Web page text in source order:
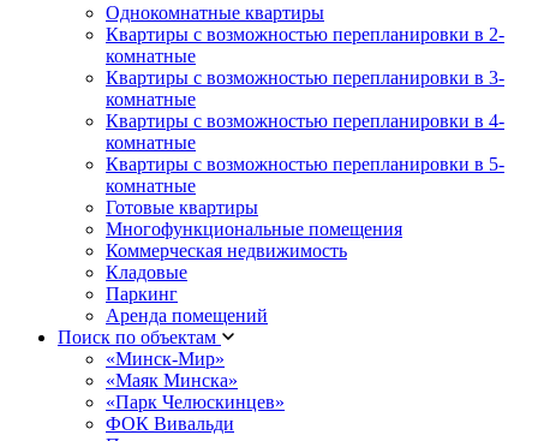
Однокомнатные квартиры
Квартиры с возможностью перепланировки в 2-
комнатные
Квартиры с возможностью перепланировки в 3-
комнатные
Квартиры с возможностью перепланировки в 4-
комнатные
Квартиры с возможностью перепланировки в 5-
комнатные
Готовые квартиры
Многофункциональные помещения
Коммерческая недвижимость
Кладовые
Паркинг
Аренда помещений
Поиск по объектам
«Минск-Мир»
«Маяк Минска»
«Парк Челюскинцев»
ФОК Вивальди